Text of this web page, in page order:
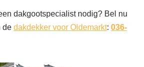
dakgootspecialist nodig? Bel nu
de dakdekker voor Oldemarkt: 036-